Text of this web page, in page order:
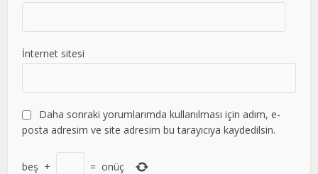
İnternet sitesi
Daha sonraki yorumlarımda kullanılması için adım, e-
posta adresim ve site adresim bu tarayıcıya kaydedilsin.
beş + = onüç